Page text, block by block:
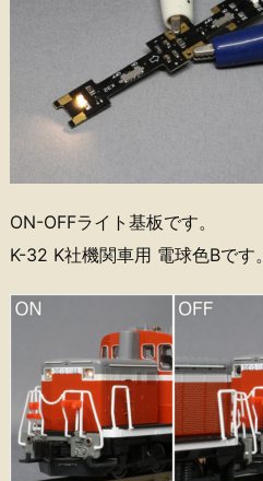
ON-OFFライト基板です。
K-32 K社機関車用 電球色Bです。